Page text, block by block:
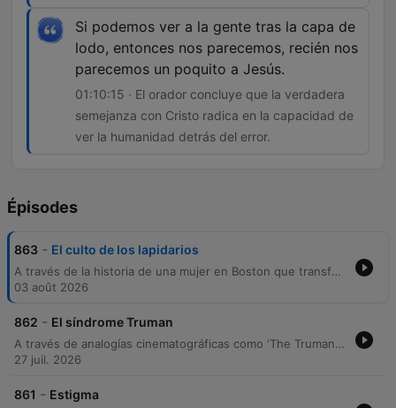
Si podemos ver a la gente tras la capa de
lodo, entonces nos parecemos, recién nos
parecemos un poquito a Jesús.
01:10:15 · El orador concluye que la verdadera
semejanza con Cristo radica en la capacidad de
ver la humanidad detrás del error.
Épisodes
863 - El culto de los lapidarios
A través de la historia de una mujer en Boston que transformó un gasto perdido en una cena para personas sin hogar, este episodio reflexiona sobre las etiquetas sociales y la identidad cristiana. El narrador analiza el relato bíblico de la mujer sorprendida en adulterio para contrastar la cultura del juicio y el legalismo con la gracia transformadora de Jesús. Se explora la peligrosidad de los pecados del espíritu, como el orgullo y la crítica, que suelen ser invisibles para quien los comete. El mensaje final es un llamado a abandonar el 'culto a los lapidarios' para construir una comunidad que sea un refugio de acogida, capaz de ver la humanidad detrás del error sin recurrir a la condena.
03 août 2026
862 - El síndrome Truman
A través de analogías cinematográficas como 'The Truman Show' y figuras bíblicas como María y Job, este episodio explora la necesidad de rendir el ego para alcanzar la verdadera libertad espiritual. El orador analiza cómo la ilusión del control y la búsqueda de seguridad material impiden una relación auténtica con lo divino. Se profundiza en la diferencia entre una entrega condicional, que busca beneficios personales, y una entrega incondicional basada en la aceptación de lo incontrolable. El mensaje final insta a los oyentes a abandonar sus proyecciones personales para permitir que Dios tome el control, encontrando propósito en la renuncia al propio deseo.
27 juil. 2026
861 - Estigma